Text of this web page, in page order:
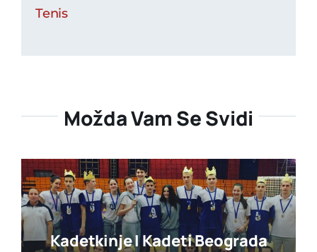
Tenis
Možda Vam Se Svidi
Kadetkinje I Kadeti Beograda